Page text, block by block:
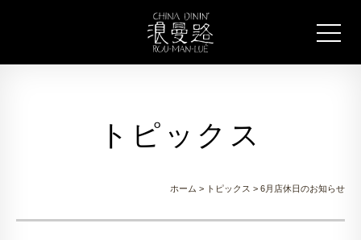
トピックス
ホーム > トピックス > 6月店休日のお知らせ